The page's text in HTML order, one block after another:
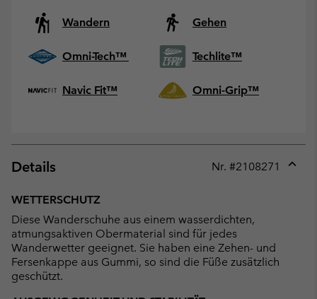
Wandern Gehen
Omni-Tech™ Techlite™
Navic Fit™ Omni-Grip™
Details Nr. #2108271
WETTERSCHUTZ
Diese Wanderschuhe aus einem wasserdichten,
atmungsaktiven Obermaterial sind für jedes
Wanderwetter geeignet. Sie haben eine Zehen- und
Fersenkappe aus Gummi, so sind die Füße zusätzlich
geschützt.